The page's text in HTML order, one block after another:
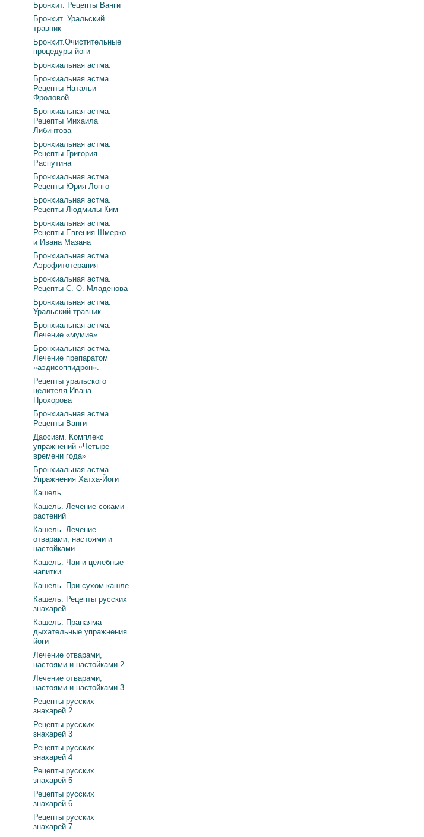
Бронхит. Рецепты Ванги
Бронхит. Уральский
травник
Бронхит.Очистительные
процедуры йоги
Бронхиальная астма.
Бронхиальная астма.
Рецепты Натальи
Фроловой
Бронхиальная астма.
Рецепты Михаила
Либинтова
Бронхиальная астма.
Рецепты Григория
Распутина
Бронхиальная астма.
Рецепты Юрия Лонго
Бронхиальная астма.
Рецепты Людмилы Ким
Бронхиальная астма.
Рецепты Евгения Шмерко
и Ивана Мазана
Бронхиальная астма.
Аэрофитотерапия
Бронхиальная астма.
Рецепты С. О. Младенова
Бронхиальная астма.
Уральский травник
Бронхиальная астма.
Лечение «мумие»
Бронхиальная астма.
Лечение препаратом
«аэдисоппидрон».
Рецепты уральского
целителя Ивана
Прохорова
Бронхиальная астма.
Рецепты Ванги
Даосизм. Комплекс
упражнений «Четыре
времени года»
Бронхиальная астма.
Упражнения Хатха-Йоги
Кашель
Кашель. Лечение соками
растений
Кашель. Лечение
отварами, настоями и
настойками
Кашель. Чаи и целебные
напитки
Кашель. При сухом кашле
Кашель. Рецепты русских
знахарей
Кашель. Пранаяма —
дыхательные упражнения
йоги
Лечение отварами,
настоями и настойками 2
Лечение отварами,
настоями и настойками 3
Рецепты русских
знахарей 2
Рецепты русских
знахарей 3
Рецепты русских
знахарей 4
Рецепты русских
знахарей 5
Рецепты русских
знахарей 6
Рецепты русских
знахарей 7